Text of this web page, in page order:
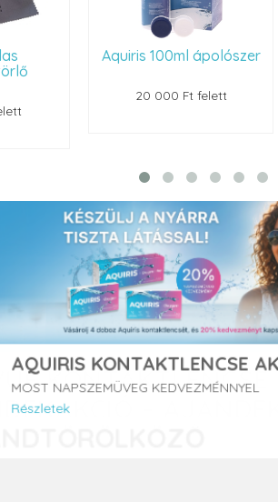
Aquiris 100ml ápolószer
20 000 Ft felett
AQUIRIS KONTAKTLENCSE
MOST NAPSZEMÜVEG KEDVEZMÉNNYEL
Részletek